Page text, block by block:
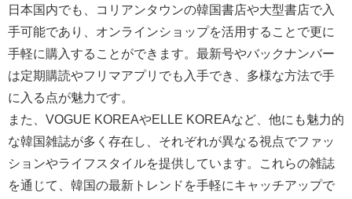
日本国内でも、コリアンタウンの韓国書店や大型書店で入
手可能であり、オンラインショップを活用することで更に
手軽に購入することができます。最新号やバックナンバー
は定期購読やフリマアプリでも入手でき、多様な方法で手
に入る点が魅力です。
また、VOGUE KOREAやELLE KOREAなど、他にも魅力的
な韓国雑誌が多く存在し、それぞれが異なる視点でファッ
ションやライフスタイルを提供しています。これらの雑誌
を通じて、韓国の最新トレンドを手軽にキャッチアップで